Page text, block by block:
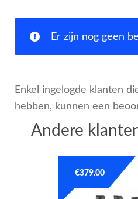
Er zijn nog geen
Enkel ingelogde klanten
hebben, kunnen een
Andere
€379.00